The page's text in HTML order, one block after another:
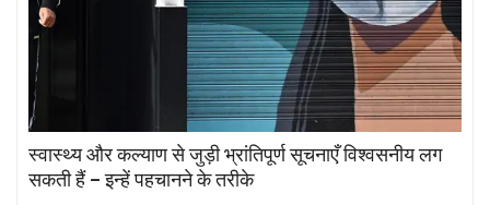
स्वास्थ्य और कल्याण से जुड़ी भ्रांतिपूर्ण सूचनाएँ विश्वसनीय लग
सकती हैं – इन्हें पहचानने के तरीके